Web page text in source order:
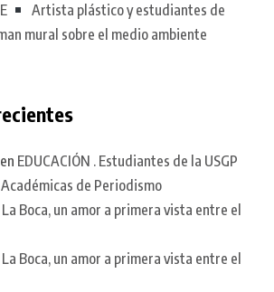
Artista plástico y estudiantes de
mural sobre el medio ambiente
en EDUCACIÓN . Estudiantes de la USGP
de Periodismo
Boca, un amor a primera vista entre el
Boca, un amor a primera vista entre el